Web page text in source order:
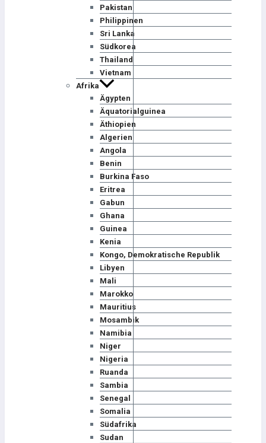
Pakistan
Philippinen
Sri Lanka
Südkorea
Thailand
Vietnam
Afrika
Ägypten
Äquatorialguinea
Äthiopien
Algerien
Angola
Benin
Burkina Faso
Eritrea
Gabun
Ghana
Guinea
Kenia
Kongo, Demokratische Republik
Libyen
Mali
Marokko
Mauritius
Mosambik
Namibia
Niger
Nigeria
Ruanda
Sambia
Senegal
Somalia
Südafrika
Sudan